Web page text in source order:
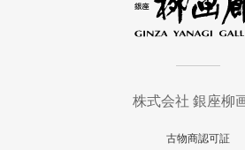
株式会社 銀座柳
古物商認可証